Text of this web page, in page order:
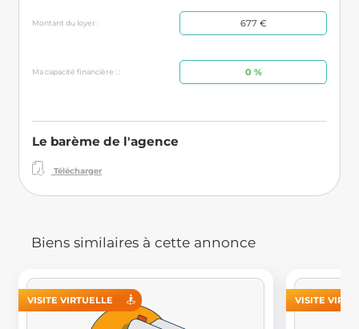
Montant du loyer : 677 €
Ma capacité financière : : 0 %
Le barème de l'agence
Télécharger
Biens similaires à cette annonce
VISITE VIRTUELLE VISITE